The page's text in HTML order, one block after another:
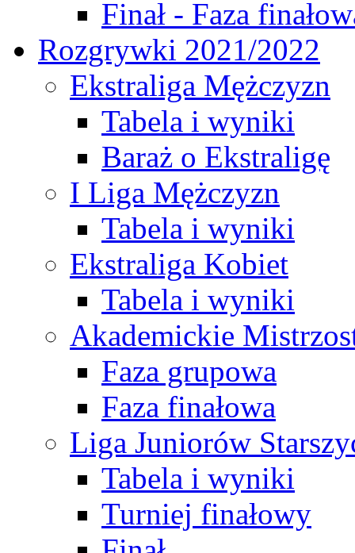
Finał - Faza
Rozgrywki 2021/2022
Ekstraliga Mężczyzn
Tabela i wyniki
Baraż o Ekstraligę
I Liga Mężczyzn
Tabela i wyniki
Ekstraliga Kobiet
Tabela i wyniki
Akademickie
Faza grupowa
Faza finałowa
Liga Juniorów
Tabela i wyniki
Turniej finałowy